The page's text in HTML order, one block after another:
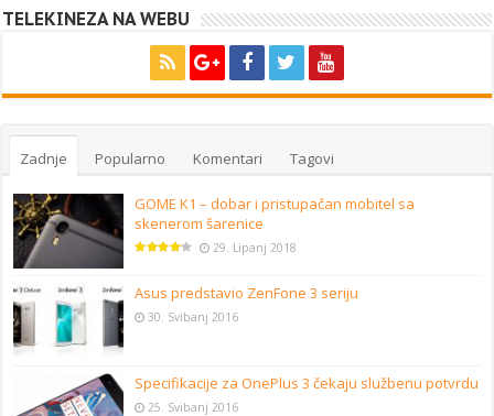
TELEKINEZA NA WEBU
Zadnje Popularno Komentari Tagovi
GOME K1 – dobar i pristupačan mobitel sa
skenerom šarenice
29. Lipanj 2018
Asus predstavio ZenFone 3 seriju
30. Svibanj 2016
Specifikacije za OnePlus 3 čekaju službenu potvrdu
25. Svibanj 2016